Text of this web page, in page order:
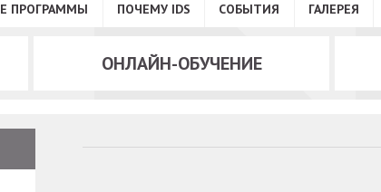
ПРОГРАММЫ ПОЧЕМУ IDS СОБЫТИЯ ГАЛЕРЕЯ
ОНЛАЙН-ОБУЧЕНИЕ